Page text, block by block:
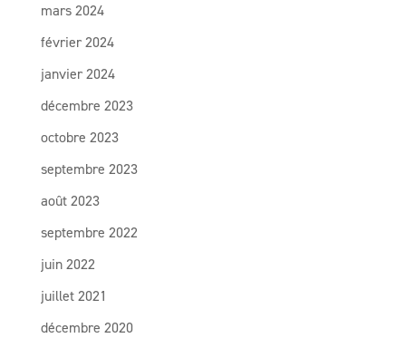
mars 2024
février 2024
janvier 2024
décembre 2023
octobre 2023
septembre 2023
août 2023
septembre 2022
juin 2022
juillet 2021
décembre 2020